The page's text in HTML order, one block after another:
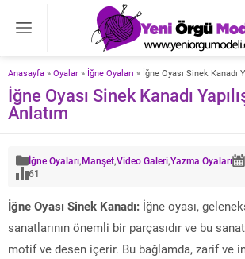
Anasayfa » Oyalar » İğne Oyaları » İğne Oyası Sinek Kanadı
İğne Oyası Sinek Kanadı
Anlatım
İğne Oyaları,Manşet,Video Galeri,Yazma Oyaları
61
İğne Oyası Sinek Kanadı: İğne oyası,
sanatlarının önemli bir parçasıdır ve bu
motif ve desen içerir. Bu bağlamda, zarif ve